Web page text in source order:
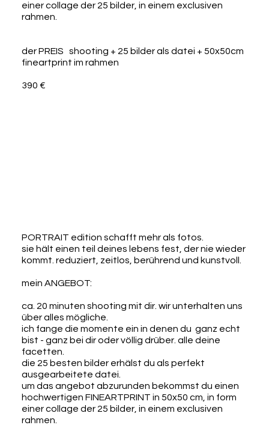
einer collage der 25 bilder, in einem exclusiven
rahmen.
der PREIS shooting + 25 bilder als datei + 50x50cm
fineartprint im rahmen
390 €
PORTRAIT edition schafft mehr als fotos.
sie hält einen teil deines lebens fest, der nie wieder
kommt. reduziert, zeitlos, berührend und kunstvoll.
mein ANGEBOT:
ca. 20 minuten shooting mit dir. wir unterhalten uns
über alles mögliche.
ich fange die momente ein in denen du ganz echt
bist - ganz bei dir oder völlig drüber. alle deine
facetten.
die 25 besten bilder erhälst du als perfekt
ausgearbeitete datei.
um das angebot abzurunden bekommst du einen
hochwertigen FINEARTPRINT in 50x50 cm, in form
einer collage der 25 bilder, in einem exclusiven
rahmen.